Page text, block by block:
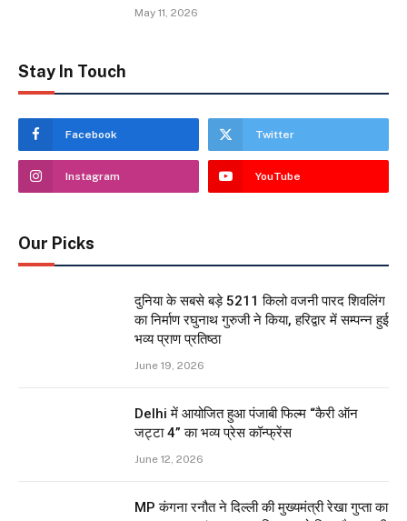
May 11, 2026
Stay In Touch
Facebook Twitter
Instagram YouTube
Our Picks
दुनिया के सबसे बड़े 5211 किलो वजनी पारद शिवलिंग
का निर्माण रघुनाथ गुरुजी ने किया, हरिद्वार में सम्पन्न हुई
भव्य प्राण प्रतिष्ठा
June 19, 2026
Delhi में आयोजित हुआ पंजाबी फिल्म “कैरी ऑन
जट्टा 4” का भव्य प्रेस कॉन्फ्रेंस
June 12, 2026
MP कंगना रनौत ने दिल्ली की मुख्यमंत्री रेखा गुप्ता का